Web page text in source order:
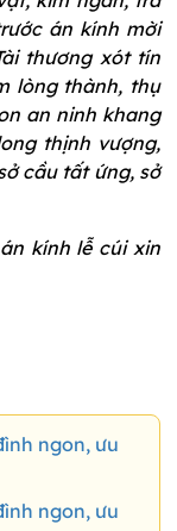
án kính mời
thương xót tín
lòng thành, thụ
an ninh khang
thịnh vượng,
cầu tất ứng, sở
kính lễ cúi xin
ngon, ưu
ngon, ưu